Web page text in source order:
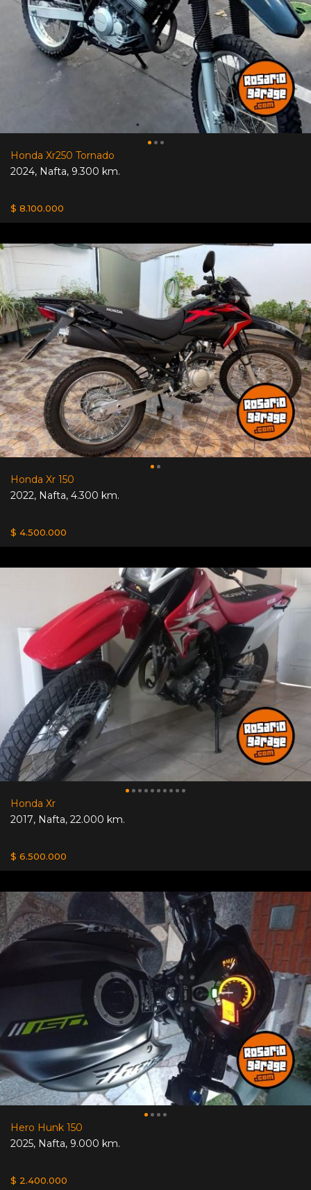
Honda Xr250 Tornado
2024, Nafta, 9.300 km.
$ 8.100.000
Honda Xr 150
2022, Nafta, 4.300 km.
$ 4.500.000
Honda Xr
2017, Nafta, 22.000 km.
$ 6.500.000
Hero Hunk 150
2025, Nafta, 9.000 km.
$ 2.400.000